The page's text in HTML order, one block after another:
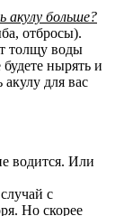
акулу больше?
отбросы).
толщу воды
нырять и
акулу для вас
водится. Или
с
Но скорее